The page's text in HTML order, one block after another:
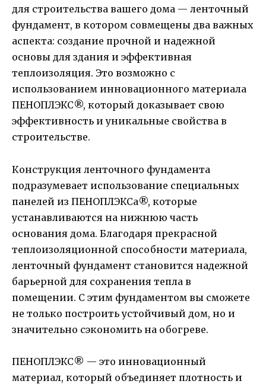
для строительства вашего дома — ленточный
фундамент, в котором совмещены два важных
аспекта: создание прочной и надежной
основы для здания и эффективная
теплоизоляция. Это возможно с
использованием инновационного материала
ПЕНОПЛЭКС®, который доказывает свою
эффективность и уникальные свойства в
строительстве.
Конструкция ленточного фундамента
подразумевает использование специальных
панелей из ПЕНОПЛЭКСа®, которые
устанавливаются на нижнюю часть
основания дома. Благодаря прекрасной
теплоизоляционной способности материала,
ленточный фундамент становится надежной
барьерной для сохранения тепла в
помещении. С этим фундаментом вы сможете
не только построить устойчивый дом, но и
значительно сэкономить на обогреве.
ПЕНОПЛЭКС® — это инновационный
материал, который объединяет плотность и